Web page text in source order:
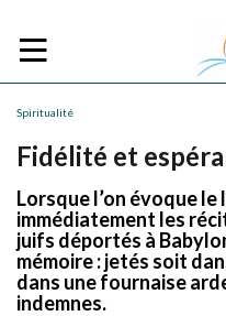
Spiritualité
Fidélité et
Lorsque l’on évoque le
immédiatement les
juifs déportés à
mémoire : jetés soit
dans une fournaise
indemnes.